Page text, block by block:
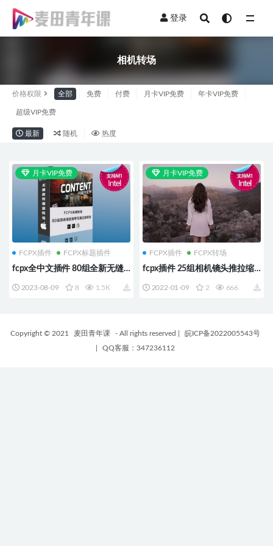
登录
相机转场
价格权限 全部 免费 付费 月卡VIP免费 年卡VIP免费
超级VIP免费
最新 随机 热度
月卡VIP免费
FCPX插件 FCPX标题插件
fcpx全中文插件 80组全新无缝
转场 支持M1 M2
2023-08-09 8 1.5K
月卡VIP免费
FCPX插件 FCPX转场
fcpx插件 25组相机镜头推拉缩
Camera Transitions
2022-01-09 2 666
Copyright © 2021 麦田青年课 - All rights reserved
皖ICP备2022005543号
QQ客服：347236112